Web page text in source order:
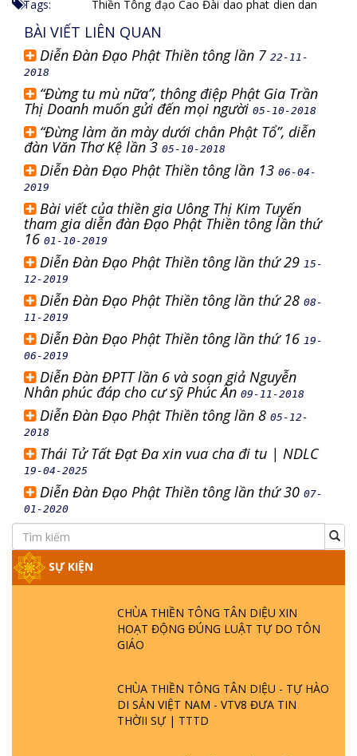
Tags: Thiền Tông đạo Cao Đài dao phat dien dan
BÀI VIẾT LIÊN QUAN
Diễn Đàn Đạo Phật Thiền tông lần 7 22-11-
2018
“Đừng tu mù nữa”, thông điệp Phật Gia Trần
Thị Doanh muốn gửi đến mọi người 05-10-2018
“Đừng làm ăn mày dưới chân Phật Tổ”, diễn
đàn Văn Thơ Kệ lần 3 05-10-2018
Diễn Đàn Đạo Phật Thiền tông lần 13 06-04-
2019
Bài viết của thiền gia Uông Thị Kim Tuyến
tham gia diễn đàn Đạo Phật Thiền tông lần thứ
16 01-10-2019
Diễn Đàn Đạo Phật Thiền tông lần thứ 29 15-
12-2019
Diễn Đàn Đạo Phật Thiền tông lần thứ 28 08-
11-2019
Diễn Đàn Đạo Phật Thiền tông lần thứ 16 19-
06-2019
Diễn Đàn ĐPTT lần 6 và soạn giả Nguyễn
Nhân phúc đáp cho cư sỹ Phúc Ân 09-11-2018
Diễn Đàn Đạo Phật Thiền tông lần 8 05-12-
2018
Thái Tử Tất Đạt Đa xin vua cha đi tu | NDLC
19-04-2025
Diễn Đàn Đạo Phật Thiền tông lần thứ 30 07-
01-2020
SỰ KIỆN
CHÙA THIỀN TÔNG TÂN DIỆU XIN
HOẠT ĐỘNG ĐÚNG LUẬT TỰ DO TÔN
GIÁO
CHÙA THIỀN TÔNG TÂN DIỆU - TỰ HÀO
DI SẢN VIỆT NAM - VTV8 ĐƯA TIN
THỜII SỰ | TTTD